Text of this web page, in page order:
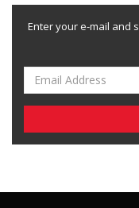
Enter your e-mail and